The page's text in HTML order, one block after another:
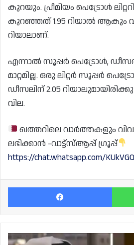
കുറയും. പ്രീമിയം പെട്രോള്‍
കുറഞ്ഞത് 1.95 റിയാൽ ആകും
റിയാലാണ്.
എന്നാല്‍ സൂപ്പര്‍ പെട്രോള്‍,
മാറ്റമില്ല. ഒരു ലിറ്റര്‍ സൂപ്പര്‍
ഡീസലിന് 2.05
വില.
ഖത്തറിലെ വാർത്തകളും
ലഭിക്കാൻ -വാട്ട്സ്ആപ്പ് ഗ്രൂപ്പ്
https://chat.whatsapp.com/
വിമർശനങ്ങളെ